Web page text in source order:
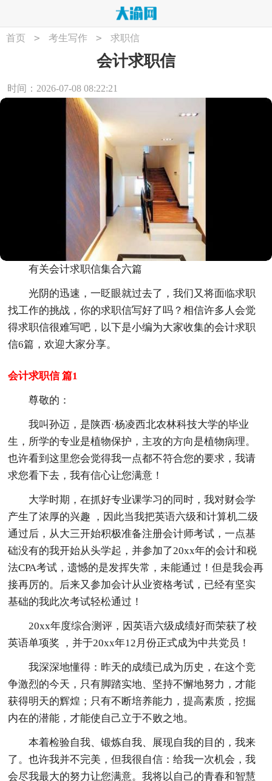
首页 > 考生写作 > 求职信
会计求职信
时间：2026-07-08 08:22:21
有关会计求职信集合六篇
光阴的迅速，一眨眼就过去了，我们又将面临求职
找工作的挑战，你的求职信写好了吗？相信许多人会觉
得求职信很难写吧，以下是小编为大家收集的会计求职
信6篇，欢迎大家分享。
会计求职信 篇1
尊敬的：
我叫孙迈，是陕西·杨凌西北农林科技大学的毕业
生，所学的专业是植物保护，主攻的方向是植物病理。
也许看到这里您会觉得我一点都不符合您的要求，我请
求您看下去，我有信心让您满意！
大学时期，在抓好专业课学习的同时，我对财会学
产生了浓厚的兴趣 ，因此当我把英语六级和计算机二级
通过后，从大三开始积极准备注册会计师考试，一点基
础没有的我开始从头学起，并参加了20xx年的会计和税
法CPA考试，遗憾的是发挥失常，未能通过！但是我会再
接再厉的。后来又参加会计从业资格考试，已经有坚实
基础的我此次考试轻松通过！
20xx年度综合测评，因英语六级成绩好而荣获了校
英语单项奖 ，并于20xx年12月份正式成为中共党员！
我深深地懂得：昨天的成绩已成为历史，在这个竞
争激烈的今天，只有脚踏实地、坚持不懈地努力，才能
获得明天的辉煌；只有不断培养能力，提高素质，挖掘
内在的潜能，才能使自己立于不败之地。
本着检验自我、锻炼自我、展现自我的目的，我来
了。也许我并不完美，但我很自信：给我一次机会，我
会尽我最大的努力让您满意。我将以自己的青春和智慧